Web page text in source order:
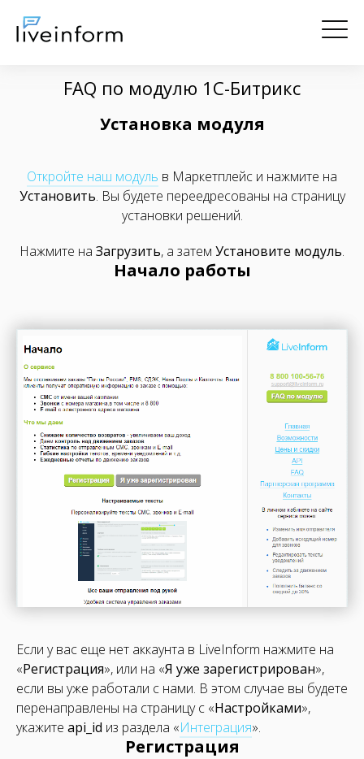
FAQ по модулю 1C-Битрикс
Установка модуля
Откройте наш модуль в Маркетплейс и нажмите на
Установить. Вы будете переедресованы на страницу
установки решений.
Нажмите на Загрузить, а затем Установите модуль.
Начало работы
Если у вас еще нет аккаунта в LiveInform нажмите на
«Регистрация», или на «Я уже зарегистрирован»,
если вы уже работали с нами. В этом случае вы будете
перенаправлены на страницу с «Настройками»,
укажите api_id из раздела «Интеграция».
Регистрация